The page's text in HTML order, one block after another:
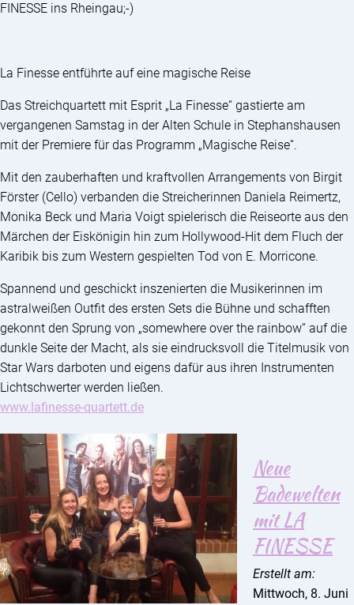
FINESSE ins Rheingau;-)
La Finesse entführte auf eine magische Reise
Das Streichquartett mit Esprit „La Finesse“ gastierte am
vergangenen Samstag in der Alten Schule in Stephanshausen
mit der Premiere für das Programm „Magische Reise“.
Mit den zauberhaften und kraftvollen Arrangements von Birgit
Förster (Cello) verbanden die Streicherinnen Daniela Reimertz,
Monika Beck und Maria Voigt spielerisch die Reiseorte aus den
Märchen der Eiskönigin hin zum Hollywood-Hit dem Fluch der
Karibik bis zum Western gespielten Tod von E. Morricone.
Spannend und geschickt inszenierten die Musikerinnen im
astralweißen Outfit des ersten Sets die Bühne und schafften
gekonnt den Sprung von „somewhere over the rainbow“ auf die
dunkle Seite der Macht, als sie eindrucksvoll die Titelmusik von
Star Wars darboten und eigens dafür aus ihren Instrumenten
Lichtschwerter werden ließen.
www.lafinesse-quartett.de
Neue
Badewelten
mit LA
FINESSE
Erstellt am:
Mittwoch, 8. Juni